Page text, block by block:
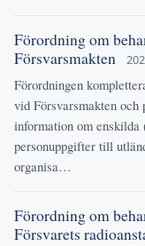
Förordning om
Försvarsmakten
Förordningen
vid Försvarsmakten
information om
personuppgifter till
organisa…
Förordning om
Försvarets